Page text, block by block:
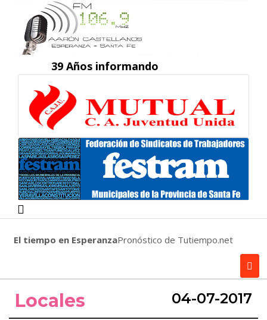
39 Años informando
El tiempo en EsperanzaPronóstico de Tutiempo.net
Locales 04-07-2017